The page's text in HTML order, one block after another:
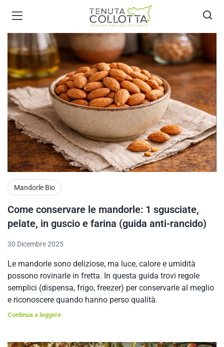
bio )
Mandorle Bio
Come conservare le mandorle: 1 sgusciate,
pelate, in guscio e farina (guida anti-rancido)
30 Dicembre 2025
Le mandorle sono deliziose, ma luce, calore e umidità
possono rovinarle in fretta. In questa guida trovi regole
semplici (dispensa, frigo, freezer) per conservarle al meglio
e riconoscere quando hanno perso qualità.
Continua a leggere